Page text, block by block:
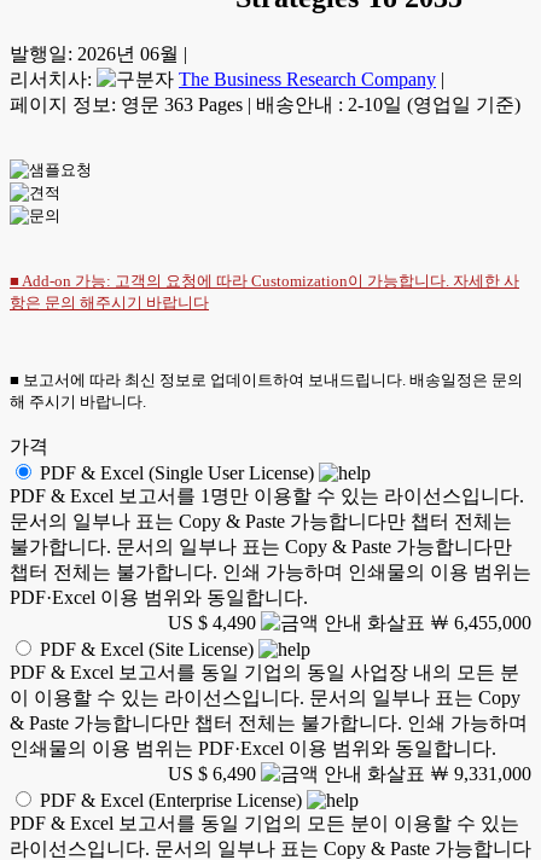
발행일: 2026년 06월 |
리서치사:
The Business Research Company |
페이지 정보: 영문 363 Pages | 배송안내 : 2-10일 (영업일 기준)
■ Add-on 가능: 고객의 요청에 따라 Customization이 가능합니다. 자세한 사
항은 문의 해주시기 바랍니다
■ 보고서에 따라 최신 정보로 업데이트하여 보내드립니다. 배송일정은 문의
해 주시기 바랍니다.
가격
PDF & Excel (Single User License)
PDF & Excel 보고서를 1명만 이용할 수 있는 라이선스입니다.
문서의 일부나 표는 Copy & Paste 가능합니다만 챕터 전체는
불가합니다. 문서의 일부나 표는 Copy & Paste 가능합니다만
챕터 전체는 불가합니다. 인쇄 가능하며 인쇄물의 이용 범위는
PDF·Excel 이용 범위와 동일합니다.
US $ 4,490
￦ 6,455,000
PDF & Excel (Site License)
PDF & Excel 보고서를 동일 기업의 동일 사업장 내의 모든 분
이 이용할 수 있는 라이선스입니다. 문서의 일부나 표는 Copy
& Paste 가능합니다만 챕터 전체는 불가합니다. 인쇄 가능하며
인쇄물의 이용 범위는 PDF·Excel 이용 범위와 동일합니다.
US $ 6,490
￦ 9,331,000
PDF & Excel (Enterprise License)
PDF & Excel 보고서를 동일 기업의 모든 분이 이용할 수 있는
라이선스입니다. 문서의 일부나 표는 Copy & Paste 가능합니다